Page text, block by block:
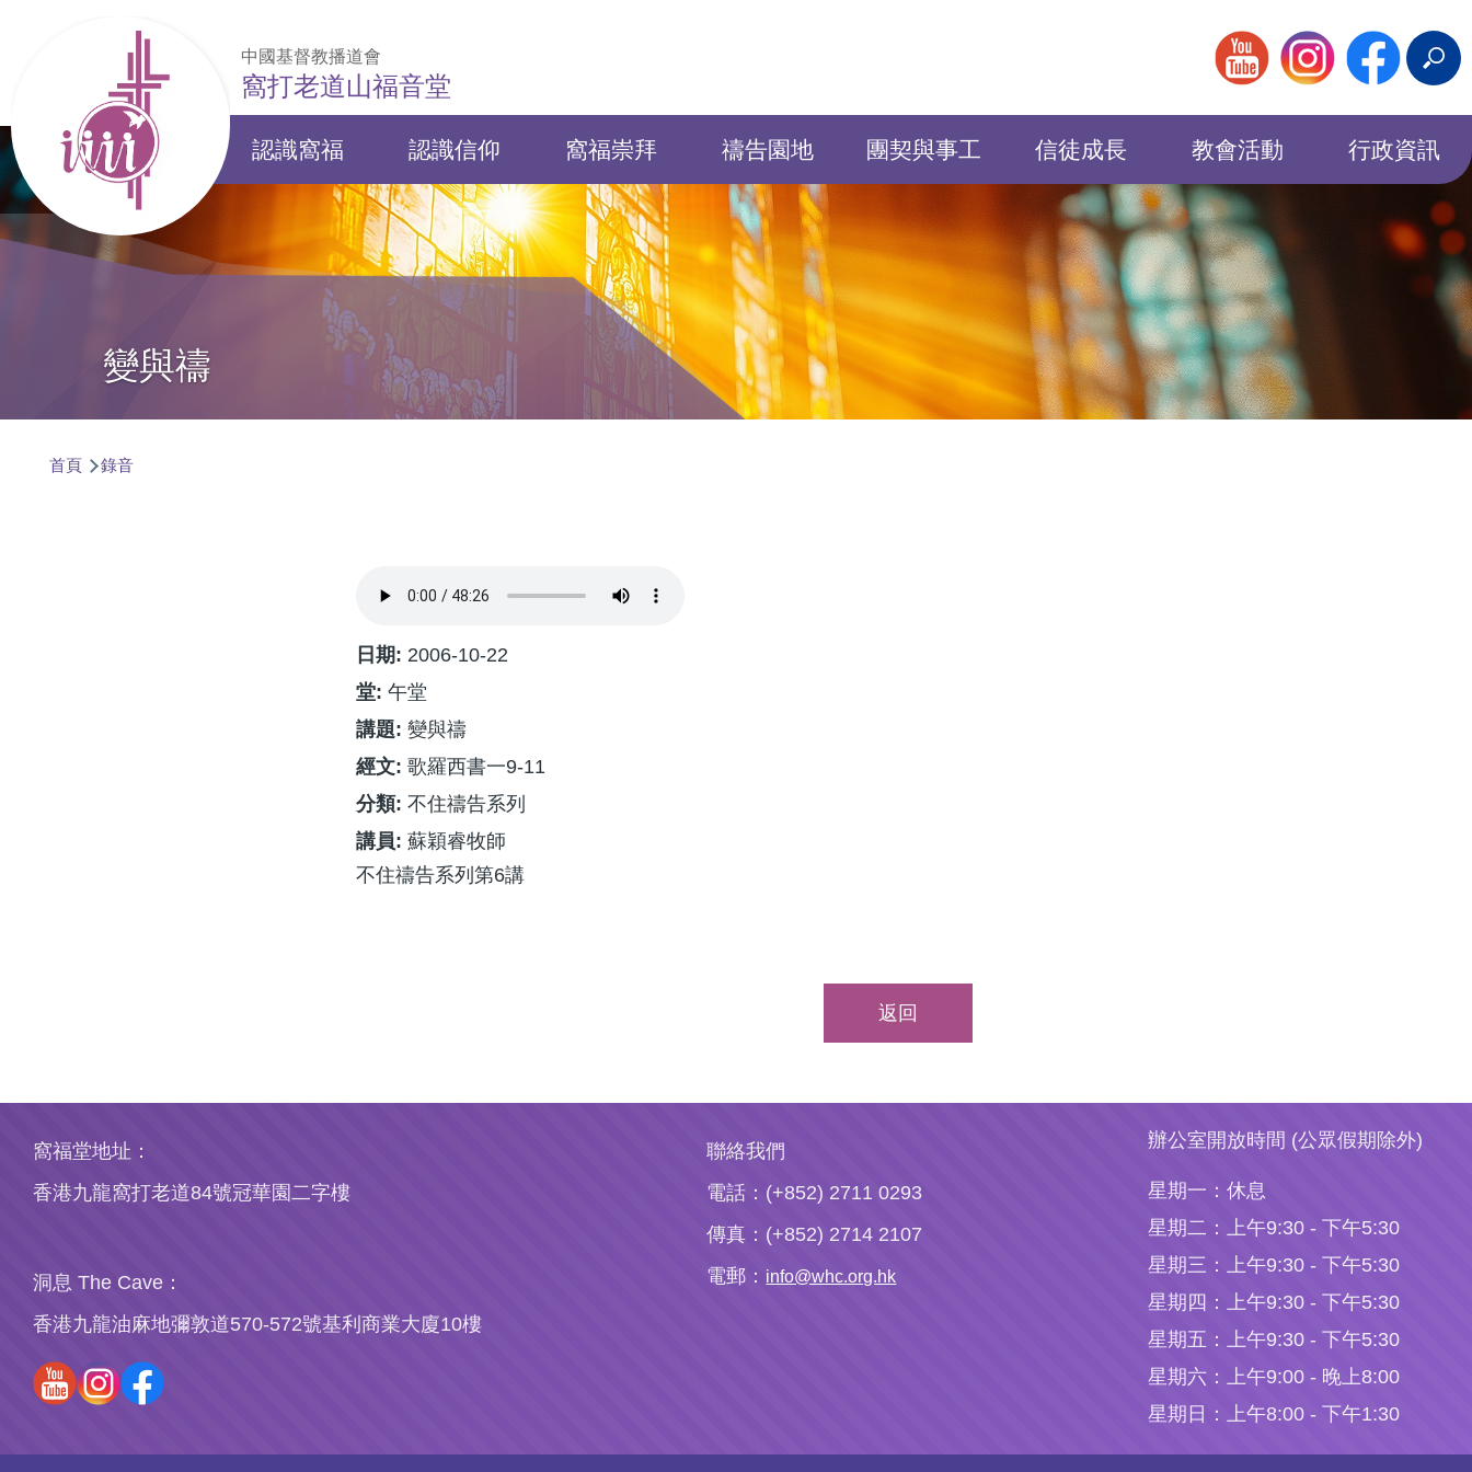
中國基督教播道會
窩打老道山福音堂
搜
尋
Main
navigation
認識窩福 認識信仰 窩福崇拜 禱告園地 團契與事工 信徒成長 教會活動 行政資訊
變與禱
導
首頁 錄音
日期: 2006-10-22
堂: 午堂
講題: 變與禱
經文: 歌羅西書一9-11
分類: 不住禱告系列
講員: 蘇穎睿牧師
不住禱告系列第6講
返回
窩福堂地址：
香港九龍窩打老道84號冠華園二字樓
洞息 The Cave：
香港九龍油麻地彌敦道570-572號基利商業大廈10樓
聯絡我們
電話：(+852) 2711 0293
傳真：(+852) 2714 2107
電郵： info@whc.org.hk
辦公室開放時間 (公眾假期除外)
星期一： 休息
星期二： 上午9:30 - 下午5:30
星期三： 上午9:30 - 下午5:30
星期四： 上午9:30 - 下午5:30
星期五： 上午9:30 - 下午5:30
星期六： 上午9:00 - 晚上8:00
星期日： 上午8:00 - 下午1:30